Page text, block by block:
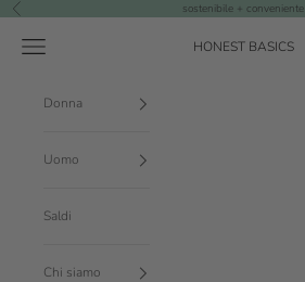
Vai al contenuto
Precedente sostenibile + conveniente
HONEST BASICS
Menù
Donna
Uomo
Saldi
Chi siamo